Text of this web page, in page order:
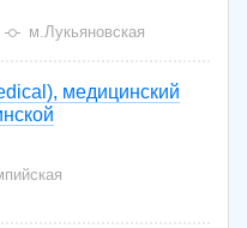
м.Лукьяновская
медицинский